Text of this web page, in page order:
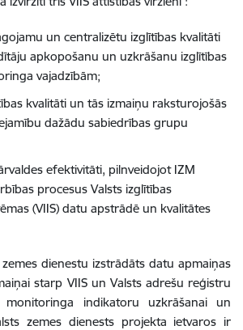
un centralizētu izglītības kvalitāti
apkopošanu un uzkrāšanu izglītības
vajadzībām;
kvalitāti un tās izmaiņu raksturojošās
dažādu sabiedrības grupu
efektivitāti, pilnveidojot IZM
procesus Valsts izglītības
(VIIS) datu apstrādē un kvalitātes
dienestu izstrādāts datu apmaiņas
starp VIIS un Valsts adrešu reģistru
monitoringa indikatoru uzkrāšanai un
zemes dienests projekta ietvaros ir